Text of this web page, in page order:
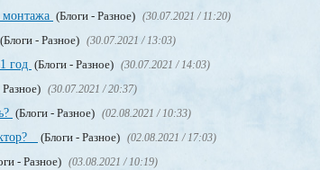
монтажа (Блоги - Разное) (30.07.2021 / 11:20)
(Блоги - Разное) (30.07.2021 / 13:03)
год (Блоги - Разное) (30.07.2021 / 14:03)
(30.07.2021 / 20:37)
(Блоги - Разное) (02.08.2021 / 10:33)
(Блоги - Разное) (02.08.2021 / 17:03)
- Разное) (03.08.2021 / 10:19)